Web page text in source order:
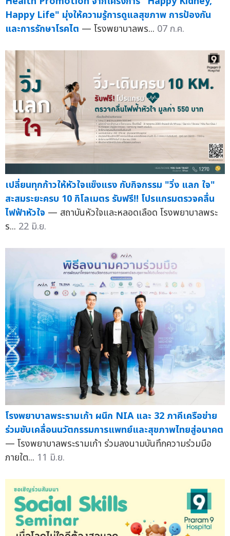
Happy Life" มุ่งให้ความรู้การดูแลสุขภาพ การป้องกัน
และการรักษาโรคไต — โรงพยาบาลพร... 07 ก.ค.
เปลี่ยนทุกก้าวให้หัวใจแข็งแรง กับกิจกรรม "วิ่ง แลก ใจ"
สะสมระยะครบ 10 กิโลเมตร รับฟรี!! โปรแกรมตรวจคลื่น
ไฟฟ้าหัวใจ — สถาบันหัวใจและหลอดเลือด โรงพยาบาลพระ
ร... 22 มิ.ย.
โรงพยาบาลพระรามเก้า ผนึก NIA และ 32 ภาคีเครือข่าย
ร่วมขับเคลื่อนนวัตกรรมการแพทย์และสุขภาพไทยสู่อนาคต
— โรงพยาบาลพระรามเก้า ร่วมลงนามบันทึกความร่วมมือ
ภายใต... 11 มิ.ย.